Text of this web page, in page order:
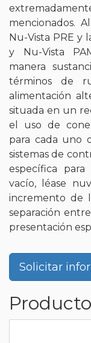
mencionados.
Nu-Vista PRE y
y Nu-Vista
manera
términos de
alimentación
situada en un
el uso de
para cada uno
sistemas de
específica
vacío, léase
incremento de
separación
presentación
Solicitar